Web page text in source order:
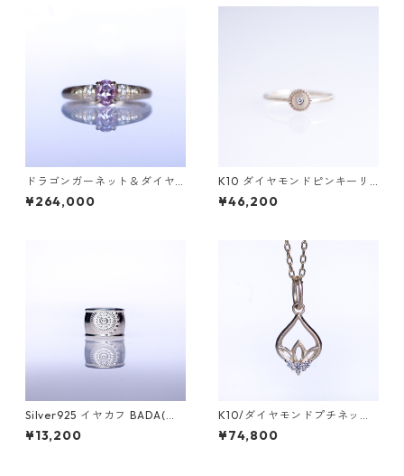
ドラゴンガーネット＆ダイヤK
18リング FATA(ファタ）[F01
5]
¥264,000
K10 ダイヤモンドピンキーリ
ング/BRAH(ブラフ)
¥46,200
Silver925 イヤカフ BADA(バ
ダ)
¥13,200
K10/ダイヤモンドプチネック
レス HASU(ハス)
¥74,800